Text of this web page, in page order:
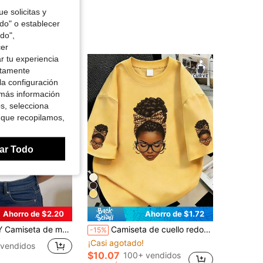
Ahorro de $2.20
de cuello redondo ajustada blanca para mujer de talla grande
Ahorro de $1.72
-15% Camiseta de cuello redondo con estampado gráfico para mujer, top casual de verano para mujer de talla grande, manga corta estampada de moda, adecuada para uso en verano color amarillo
¡Casi agotado!
$10.07 100+ vendidos
solicitas y
o establecer
tu experiencia
configuración
información
selecciona
recopilamos,
Todo